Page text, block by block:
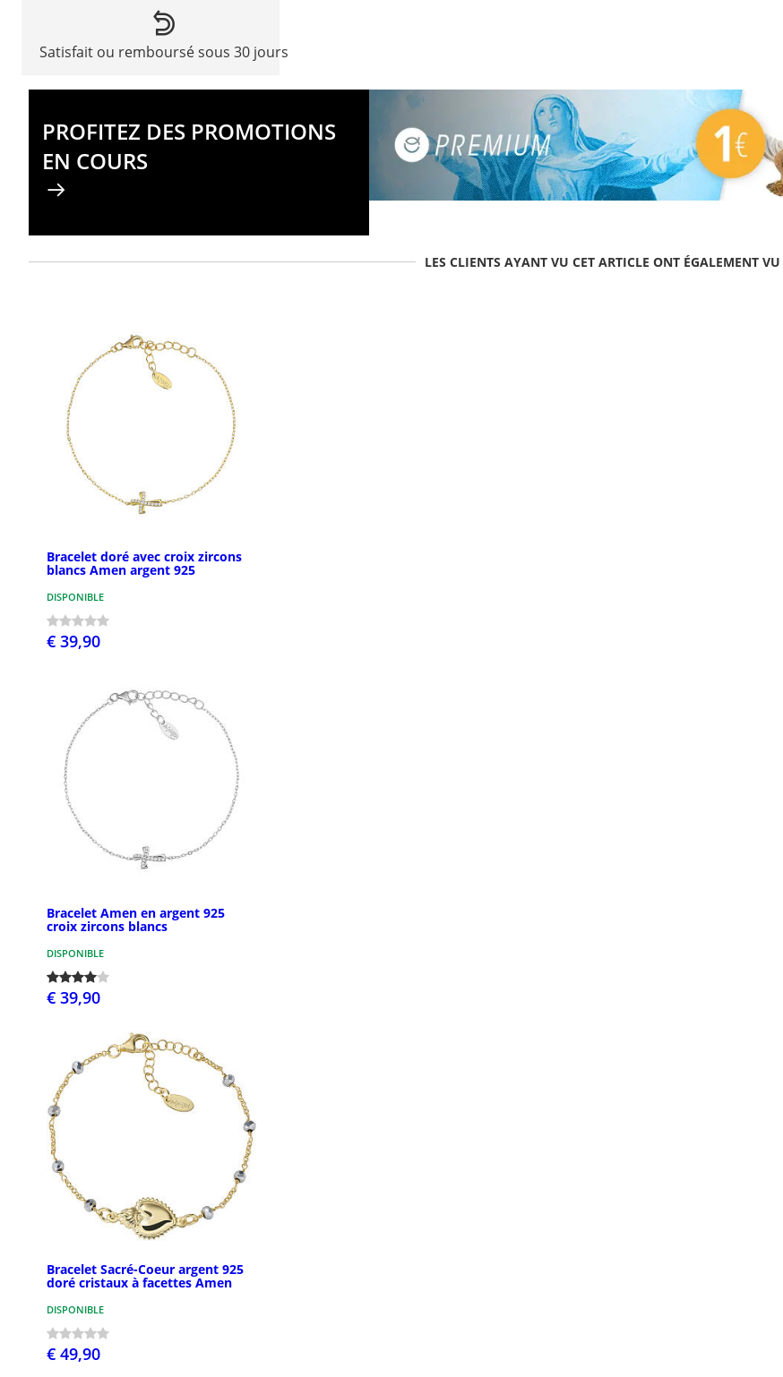
Satisfait ou remboursé sous 30 jours
PROFITEZ DES PROMOTIONS
EN COURS
LES CLIENTS AYANT VU CET ARTICLE ONT ÉGALEMENT VU
Bracelet doré avec croix zircons
blancs Amen argent 925
DISPONIBLE
€ 39,90
Bracelet Amen en argent 925
croix zircons blancs
DISPONIBLE
€ 39,90
Bracelet Sacré-Coeur argent 925
doré cristaux à facettes Amen
DISPONIBLE
€ 49,90